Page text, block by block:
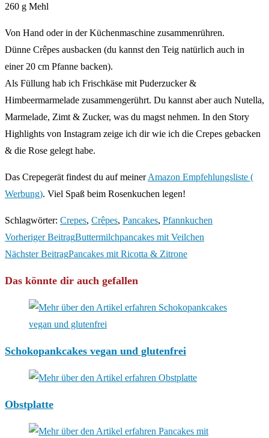
260 g Mehl
Von Hand oder in der Küchenmaschine zusammenrühren.
Dünne Crêpes ausbacken (du kannst den Teig natürlich auch in
einer 20 cm Pfanne backen).
Als Füllung hab ich Frischkäse mit Puderzucker &
Himbeermarmelade zusammengerührt. Du kannst aber auch Nutella,
Marmelade, Zimt & Zucker, was du magst nehmen. In den Story
Highlights von Instagram zeige ich dir wie ich die Crepes gebacken
& die Rose gelegt habe.
Das Crepegerät findest du auf meinerAmazon Empfehlungsliste (
Werbung). Viel Spaß beim Rosenkuchen legen!
Schlagwörter: Crepes, Crêpes, Pancakes, Pfannkuchen
Weitere
Artikel
Vorheriger BeitragButtermilchpancakes mit Veilchen
Nächster BeitragPancakes mit Ricotta & Zitrone
Das könnte dir auch gefallen
Schokopankcakes vegan und glutenfrei
Obstplatte